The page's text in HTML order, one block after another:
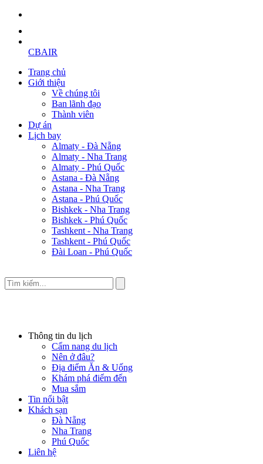
CBAIR
Trang chủ
Giới thiệu
Về chúng tôi
Ban lãnh đạo
Thành viên
Dự án
Lịch bay
Almaty - Đà Nẵng
Almaty - Nha Trang
Almaty - Phú Quốc
Astana - Đà Nẵng
Astana - Nha Trang
Astana - Phú Quốc
Bishkek - Nha Trang
Bishkek - Phú Quốc
Tashkent - Nha Trang
Tashkent - Phú Quốc
Đài Loan - Phú Quốc
Thông tin du lịch
Cẩm nang du lịch
Nên ở đâu?
Địa điểm Ăn & Uống
Khám phá điểm đến
Mua sắm
Tin nổi bật
Khách sạn
Đà Nẵng
Nha Trang
Phú Quốc
Liên hệ